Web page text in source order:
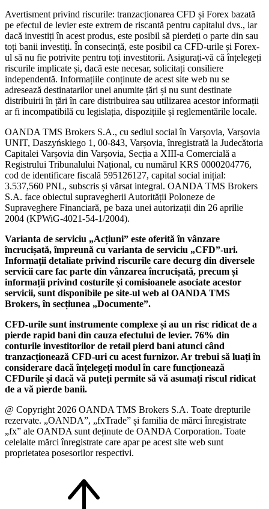
Avertisment privind riscurile: tranzacționarea CFD și Forex bazată
pe efectul de levier este extrem de riscantă pentru capitalul dvs., iar
dacă investiți în acest produs, este posibil să pierdeți o parte din sau
toți banii investiți. În consecință, este posibil ca CFD-urile și Forex-
ul să nu fie potrivite pentru toți investitorii. Asigurați-vă că înțelegeți
riscurile implicate și, dacă este necesar, solicitați consiliere
independentă. Informațiile conținute de acest site web nu se
adresează destinatarilor unei anumite țări și nu sunt destinate
distribuirii în țări în care distribuirea sau utilizarea acestor informații
ar fi incompatibilă cu legislația, dispozițiile și reglementările locale.
OANDA TMS Brokers S.A., cu sediul social în Varșovia, Varșovia
UNIT, Daszyńskiego 1, 00-843, Varșovia, înregistrată la Judecătoria
Capitalei Varșovia din Varșovia, Secția a XIII-a Comercială a
Registrului Tribunalului Național, cu numărul KRS 0000204776,
cod de identificare fiscală 595126127, capital social inițial:
3.537,560 PNL, subscris și vărsat integral. OANDA TMS Brokers
S.A. face obiectul supravegherii Autorității Poloneze de
Supraveghere Financiară, pe baza unei autorizații din 26 aprilie
2004 (KPWiG-4021-54-1/2004).
Varianta de serviciu „Acțiuni” este oferită în vânzare
încrucișată, împreună cu varianta de serviciu „CFD”-uri.
Informații detaliate privind riscurile care decurg din diversele
servicii care fac parte din vânzarea încrucișată, precum și
informații privind costurile și comisioanele asociate acestor
servicii, sunt disponibile pe site-ul web al OANDA TMS
Brokers, în secțiunea „Documente”.
CFD-urile sunt instrumente complexe și au un risc ridicat de a
pierde rapid bani din cauza efectului de levier. 76% din
conturile investitorilor de retail pierd bani atunci când
tranzacționează CFD-uri cu acest furnizor. Ar trebui să luați în
considerare dacă înțelegeți modul în care funcționează
CFDurile și dacă vă puteți permite să vă asumați riscul ridicat
de a vă pierde banii.
@ Copyright 2026 OANDA TMS Brokers S.A. Toate drepturile
rezervate. „OANDA”, „fxTrade” și familia de mărci înregistrate
„fx” ale OANDA sunt deținute de OANDA Corporation. Toate
celelalte mărci înregistrate care apar pe acest site web sunt
proprietatea posesorilor respectivi.